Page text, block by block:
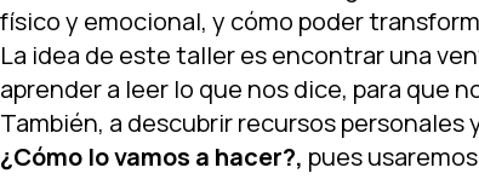
físico y emocional, y cómo poder
La idea de este taller es encontrar una
aprender a leer lo que nos dice, para que
También, a descubrir recursos personales
¿Cómo lo vamos a hacer?, pues